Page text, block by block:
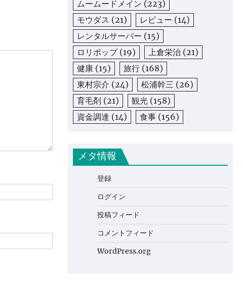
ムームードメイン (223)
モウダス (21) レビュー (14)
レンタルサーバー (15)
ロリポップ(19) 上倉栄治 (21)
健康 (15) 旅行 (168)
東村宗介 (24) 松浦幹三 (26)
育毛剤 (21) 観光 (158)
資金調達 (14) 食事 (156)
メタ情報
登録
ログイン
投稿フィード
コメントフィード
WordPress.org